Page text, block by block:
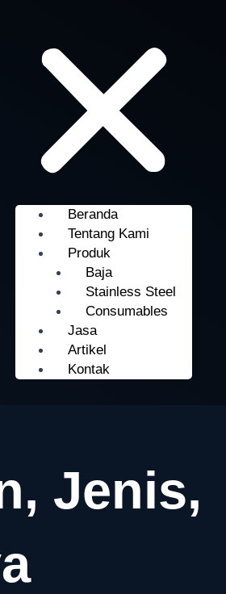
Beranda
Tentang Kami
Produk
Baja
Stainless Steel
Consumables
Jasa
Artikel
Kontak
Jenis,